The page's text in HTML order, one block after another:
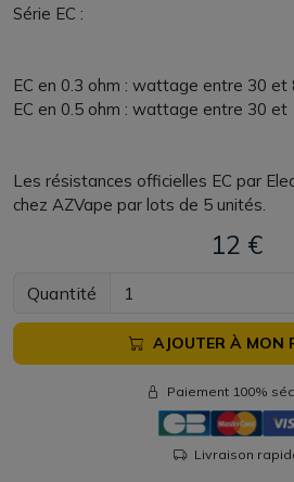
Série EC :
EC en 0.3 ohm : wattage entre 30 et
EC en 0.5 ohm : wattage entre 30 et
Les résistances officielles EC par
chez AZVape par lots de 5 unités.
12 €
Quantité
AJOUTER À MON
Paiement 100%
Livraison